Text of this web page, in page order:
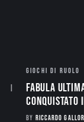
GIOCHI DI RUOLO
Fabula
conquistato
BY RICCARDO